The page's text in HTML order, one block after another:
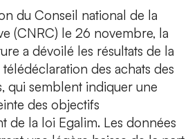
du Conseil national de la
(CNRC) le 26 novembre, la
a dévoilé les résultats de la
des achats des
qui semblent indiquer une
des objectifs
de la loi Egalim. Les données